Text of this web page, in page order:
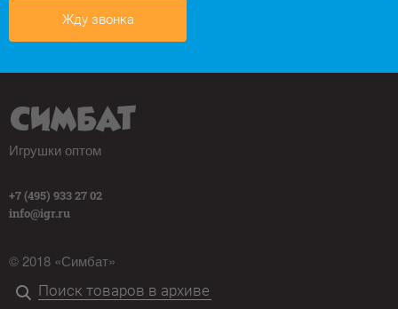
Жду звонка
Игрушки оптом
+7 (495) 933 27 02
info@igr.ru
© 2018 «Симбат»